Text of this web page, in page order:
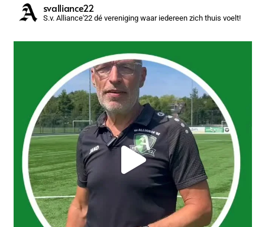
svalliance22
S.v. Alliance'22 dé vereniging waar iedereen zich thuis voelt!